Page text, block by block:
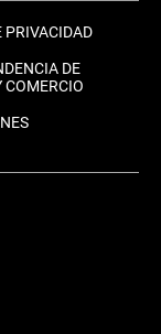
PRIVACIDAD
DE
COMERCIO